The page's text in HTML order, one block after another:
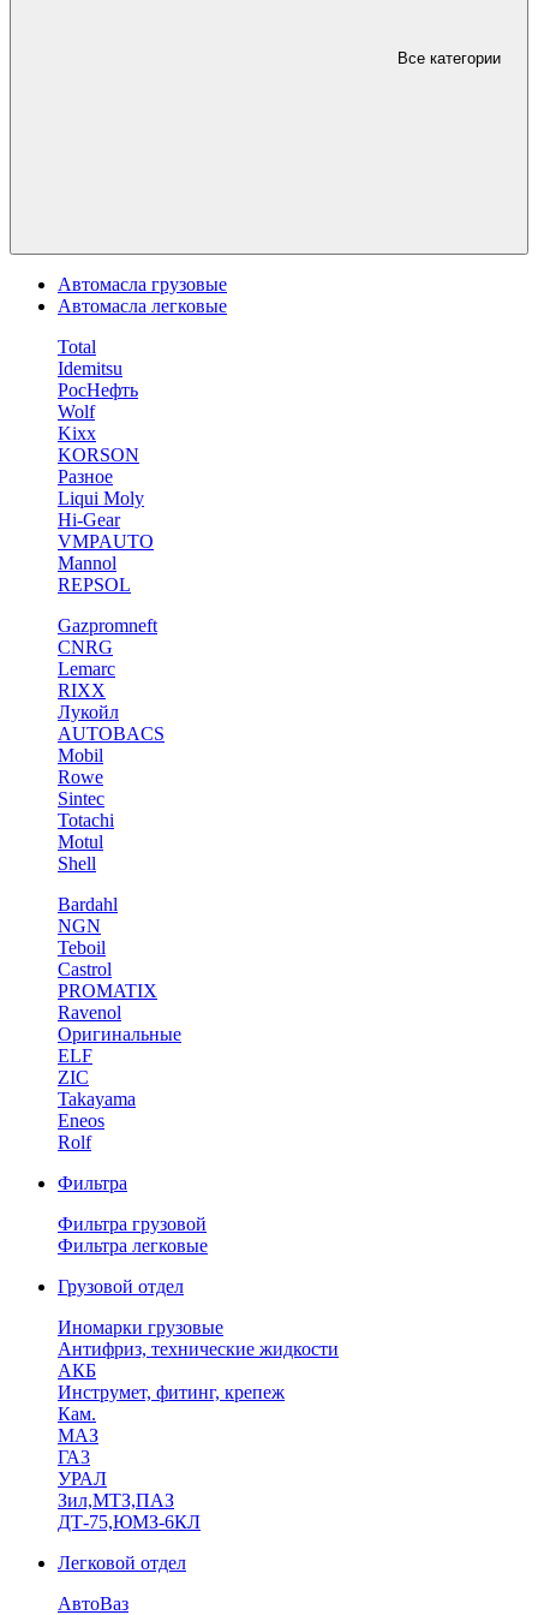
Все категории
Автомасла грузовые
Автомасла легковые
Total
Idemitsu
РосНефть
Wolf
Kixx
KORSON
Разное
Liqui Moly
Hi-Gear
VMPAUTO
Mannol
REPSOL
Gazpromneft
CNRG
Lemarc
RIXX
Лукойл
AUTOBACS
Mobil
Rowe
Sintec
Totachi
Motul
Shell
Bardahl
NGN
Teboil
Castrol
PROMATIX
Ravenol
Оригинальные
ELF
ZIC
Takayama
Eneos
Rolf
Фильтра
Фильтра грузовой
Фильтра легковые
Грузовой отдел
Иномарки грузовые
Антифриз, технические жидкости
АКБ
Инструмет, фитинг, крепеж
Кам.
МАЗ
ГА3
УРАЛ
Зил,МТЗ,ПАЗ
ДТ-75,ЮМЗ-6КЛ
Легковой отдел
АвтоВаз